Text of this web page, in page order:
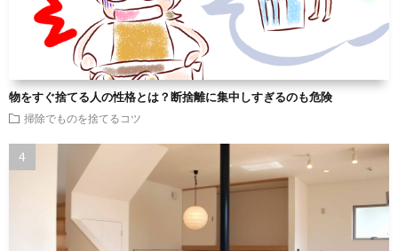
物をすぐ捨てる人の性格とは？断捨離に集中しすぎるのも危険
掃除でものを捨てるコツ